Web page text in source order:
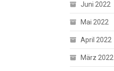
Juni 2022
Mai 2022
April 2022
März 2022